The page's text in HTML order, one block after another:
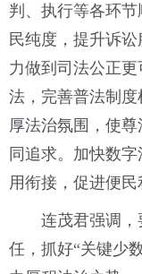
判、执行等各环
民纯度，提升诉
力做到司法公正
法，完善普法制
厚法治氛围，使
同追求。加快数
用衔接，促进便民
连茂君强调
任，抓好“关键少